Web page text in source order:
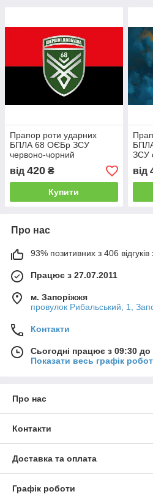
Прапор роти ударних
БПЛА 68 ОЄБр ЗСУ
червоно-чорний
від 420 ₴
Купити
ЗСУ
від
Про нас
93% позитивних з 406 відгуків
Працює з 27.07.2011
м. Запоріжжя
провулок Рибальський, 1,
Контакти
Сьогодні працює з 09:30 до
Показати весь графік
Про нас
Контакти
Доставка та оплата
Графік роботи